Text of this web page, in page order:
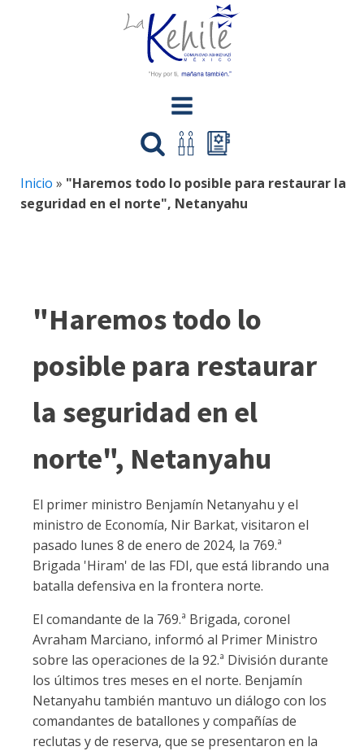
Inicio » "Haremos todo lo posible para restaurar la
seguridad en el norte", Netanyahu
"Haremos todo lo
posible para restaurar
la seguridad en el
norte", Netanyahu
El primer ministro Benjamín Netanyahu y el
ministro de Economía, Nir Barkat, visitaron el
pasado lunes 8 de enero de 2024, la 769.ª
Brigada 'Hiram' de las FDI, que está librando una
batalla defensiva en la frontera norte.
El comandante de la 769.ª Brigada, coronel
Avraham Marciano, informó al Primer Ministro
sobre las operaciones de la 92.ª División durante
los últimos tres meses en el norte. Benjamín
Netanyahu también mantuvo un diálogo con los
comandantes de batallones y compañías de
reclutas y de reserva, que se presentaron en la